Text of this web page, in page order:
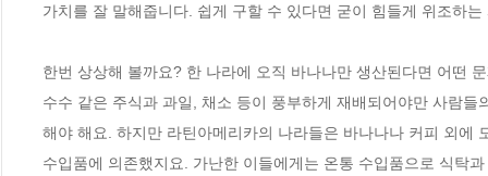
가치를 잘 말해줍니다. 쉽게 구할 수 있다면 굳이 힘들게 위조하
한번 상상해 볼까요? 한 나라에 오직 바나나만 생산된다면 어떤
수수 같은 주식과 과일, 채소 등이 풍부하게 재배되어야만 사람
해야 해요. 하지만 라틴아메리카의 나라들은 바나나나 커피 외에
수입품에 의존했지요. 가난한 이들에게는 온통 수입품으로 식탁